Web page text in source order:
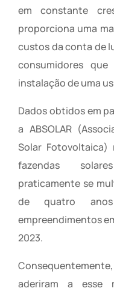
em constante
proporciona uma
custos da conta de
consumidores
instalação de uma
Dados obtidos em
a ABSOLAR
Solar
fazendas
praticamente se
de quatro
empreendimentos
2023.
aderiram a esse